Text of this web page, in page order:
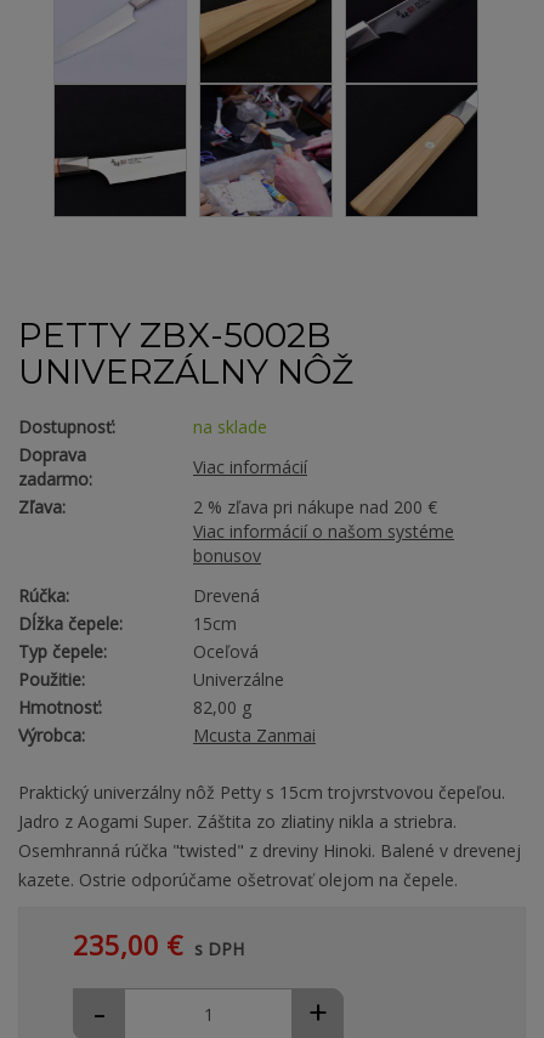
PETTY ZBX-5002B
UNIVERZÁLNY NÔŽ
Dostupnosť:
na sklade
Doprava
zadarmo:
Viac informácií
Zľava:
2 % zľava pri nákupe nad 200 €
Viac informácií o našom systéme
bonusov
Rúčka:
Drevená
Dĺžka čepele:
15cm
Typ čepele:
Oceľová
Použitie:
Univerzálne
Hmotnosť:
82,00 g
Výrobca:
Mcusta Zanmai
Praktický univerzálny nôž Petty s 15cm trojvrstvovou čepeľou.
Jadro z Aogami Super. Záštita zo zliatiny nikla a striebra.
Osemhranná rúčka "twisted" z dreviny Hinoki. Balené v drevenej
kazete. Ostrie odporúčame ošetrovať olejom na čepele.
235,00 € s DPH
+
-